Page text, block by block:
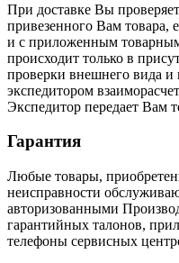
При доставке Вы
привезенного Вам товара,
и с приложенным
происходит только в
проверки внешнего вида и
экспедитором
Экспедитор передает Вам
Гарантия
Любые товары,
неисправности
авторизованными
гарантийных талонов,
телефоны сервисных